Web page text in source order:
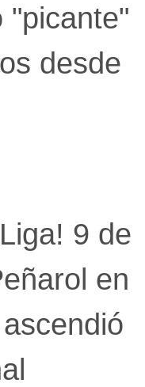
"picante"
desde
9 de
en